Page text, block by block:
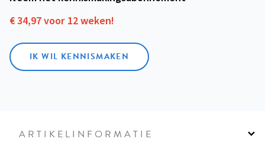
€ 34,97 voor 12 weken!
IK WIL KENNISMAKEN
ARTIKELINFORMATIE